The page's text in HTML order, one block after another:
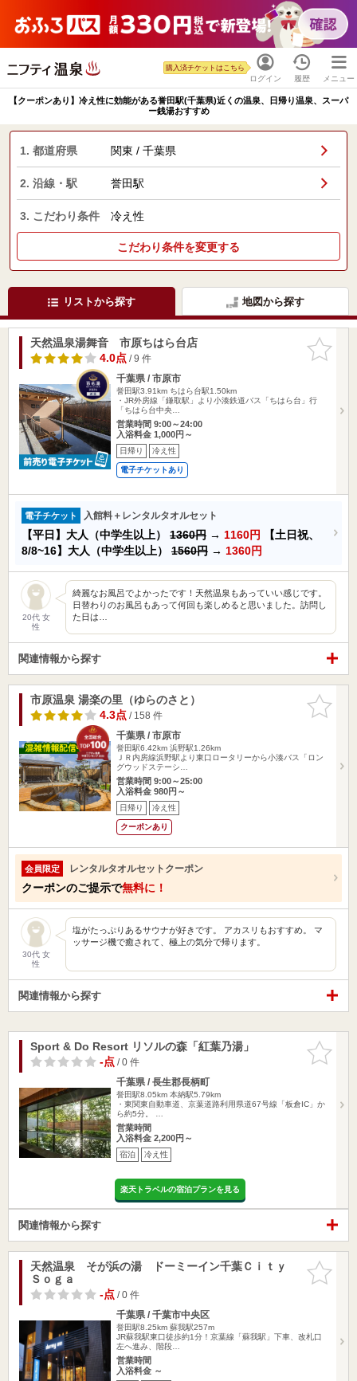
ログイン
購入済チケットはこちら
履歴 メニュー
【クーポンあり】冷え性に効能がある誉田駅(千葉県)近くの温泉、日帰り温泉、スーパ
ー銭湯おすすめ
1. 都道府県 関東 / 千葉県
2. 沿線・駅 誉田駅
3. こだわり条件 冷え性
こだわり条件を変更する
リストから探す 地図から探す
お気に入
りに追加
天然温泉湯舞音 市原ちはら台店
4.0点/ 9 件
千葉県 / 市原市
誉田駅3.91km ちはら台駅1.50km
・JR外房線「鎌取駅」より小湊鉄道バス「ちはら台」行
「ちはら台中央…
営業時間 9:00～24:00
入浴料金 1,000円～
日帰り 冷え性
電子チケットあり
電子チケット 入館料＋レンタルタオルセット
【平日】大人（中学生以上） 1360円 → 1160円
【土日祝、
8/8~16】大人（中学生以上） 1560円 → 1360円
20代 女
性
綺麗なお風呂でよかったです！天然温泉もあっていい感じです。
日替わりのお風呂もあって何回も楽しめると思いました。訪問し
た日は…
関連情報から探す
お気に入
りに追加
市原温泉 湯楽の里（ゆらのさと）
4.3点/ 158 件
千葉県 / 市原市
誉田駅6.42km 浜野駅1.26km
ＪＲ内房線浜野駅より東口ロータリーから小湊バス「ロン
グウッドステーシ…
営業時間 9:00～25:00
入浴料金 980円～
日帰り 冷え性
クーポンあり
会員限定 レンタルタオルセットクーポン
クーポンのご提示で無料に！
30代 女
性
塩がたっぷりあるサウナが好きです。 アカスリもおすすめ。 マ
ッサージ機で癒されて、極上の気分で帰ります。
関連情報から探す
お気に入
りに追加
Sport & Do Resort リソルの森「紅葉乃湯」
-点/ 0 件
千葉県 / 長生郡長柄町
誉田駅8.05km 本納駅5.79km
・東関東自動車道、京葉道路利用県道67号線「板倉IC」か
ら約5分。 …
営業時間
入浴料金 2,200円～
宿泊 冷え性
楽天トラベルの宿泊プランを見る
関連情報から探す
お気に入
りに追加
天然温泉 そが浜の湯 ドーミーイン千葉Ｃｉｔｙ
Ｓｏｇａ
-点/ 0 件
千葉県 / 千葉市中央区
誉田駅8.25km 蘇我駅257m
JR蘇我駅東口徒歩約1分！京葉線「蘇我駅」下車、改札口
左へ進み、階段…
営業時間
入浴料金 ～